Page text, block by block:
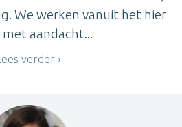
We werken vanuit het hier
met aandacht...
verder